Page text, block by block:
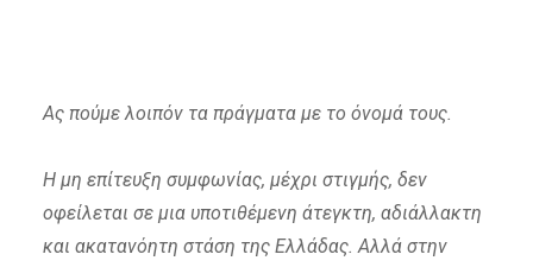
Ας πούμε λοιπόν τα πράγματα με το όνομά τους.
Η μη επίτευξη συμφωνίας, μέχρι στιγμής, δεν
οφείλεται σε μια υποτιθέμενη άτεγκτη, αδιάλλακτη
και ακατανόητη στάση της Ελλάδας. Αλλά στην